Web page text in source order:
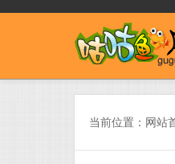
当前位置： 网站